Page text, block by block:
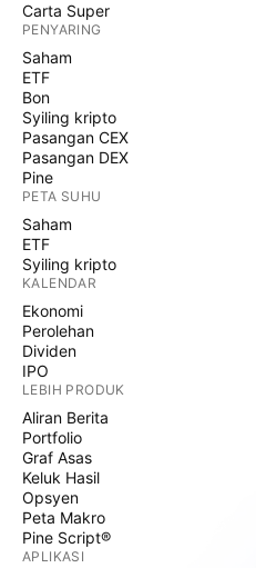
Carta Super
PENYARING
Saham
ETF
Bon
Syiling kripto
Pasangan CEX
Pasangan DEX
Pine
PETA SUHU
Saham
ETF
Syiling kripto
KALENDAR
Ekonomi
Perolehan
Dividen
IPO
LEBIH PRODUK
Aliran Berita
Portfolio
Graf Asas
Keluk Hasil
Opsyen
Peta Makro
Pine Script®
APLIKASI